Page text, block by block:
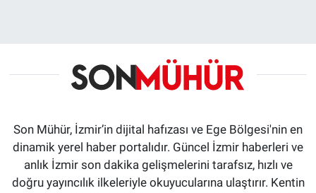
Son Mühür, İzmir’in dijital hafızası ve Ege Bölgesi'nin en
dinamik yerel haber portalıdır. Güncel İzmir haberleri ve
anlık İzmir son dakika gelişmelerini tarafsız, hızlı ve
doğru yayıncılık ilkeleriyle okuyucularına ulaştırır. Kentin